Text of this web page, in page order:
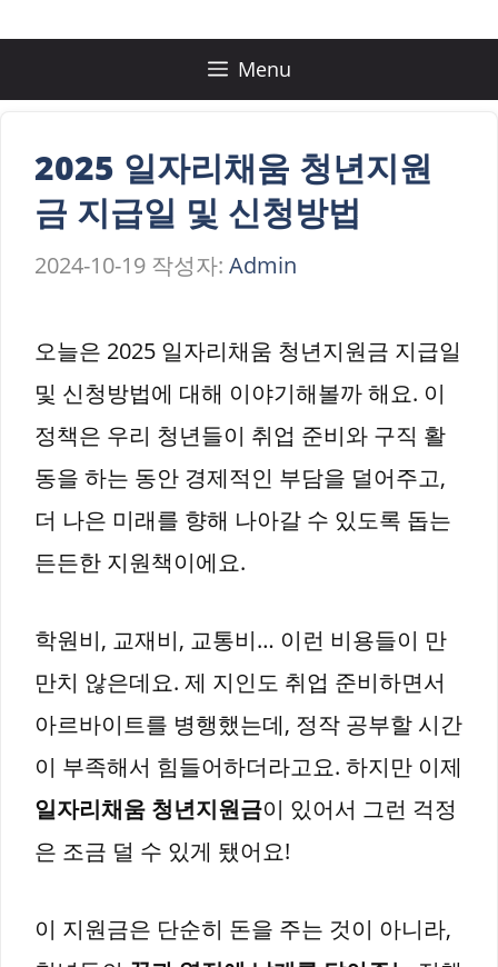
츠
Menu
2025 일자리채움 청년지원
금 지급일 및 신청방법
2024-10-19 작성자: Admin
오늘은 2025 일자리채움 청년지원금 지급일
및 신청방법에 대해 이야기해볼까 해요. 이
정책은 우리 청년들이 취업 준비와 구직 활
동을 하는 동안 경제적인 부담을 덜어주고,
더 나은 미래를 향해 나아갈 수 있도록 돕는
든든한 지원책이에요.
학원비, 교재비, 교통비… 이런 비용들이 만
만치 않은데요. 제 지인도 취업 준비하면서
아르바이트를 병행했는데, 정작 공부할 시간
이 부족해서 힘들어하더라고요. 하지만 이제
일자리채움 청년지원금이 있어서 그런 걱정
은 조금 덜 수 있게 됐어요!
이 지원금은 단순히 돈을 주는 것이 아니라,